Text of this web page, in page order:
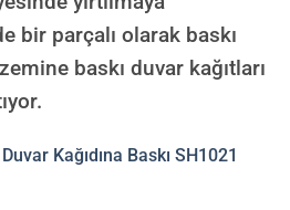
bir parçalı olarak baskı
baskı duvar kağıtları